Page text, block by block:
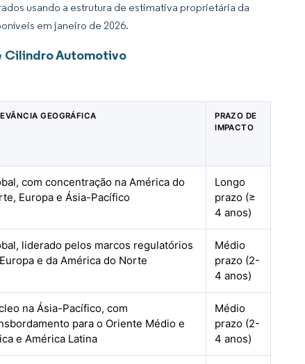
usando a estrutura de estimativa proprietária da
em janeiro de 2026.
Cilindro Automotivo
GEOGRÁFICA
PRAZO DE
IMPACTO
com concentração na América do
Europa e Ásia-Pacífico
Longo
prazo (≥
4 anos)
liderado pelos marcos regulatórios
e da América do Norte
Médio
prazo (2-
4 anos)
na Ásia-Pacífico, com
para o Oriente Médio e
e América Latina
Médio
prazo (2-
4 anos)